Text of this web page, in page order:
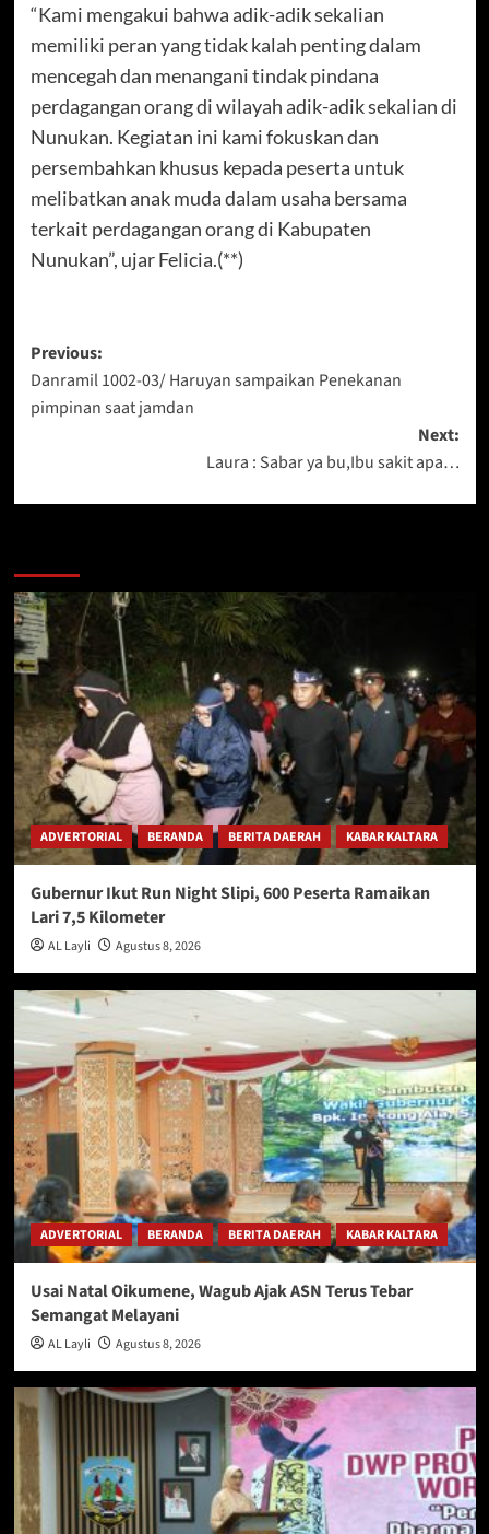
“Kami mengakui bahwa adik-adik sekalian
memiliki peran yang tidak kalah penting dalam
mencegah dan menangani tindak pindana
perdagangan orang di wilayah adik-adik sekalian di
Nunukan. Kegiatan ini kami fokuskan dan
persembahkan khusus kepada peserta untuk
melibatkan anak muda dalam usaha bersama
terkait perdagangan orang di Kabupaten
Nunukan”, ujar Felicia.(**)
Post
navigation
Previous:
Danramil 1002-03/ Haruyan sampaikan Penekanan
pimpinan saat jamdan
Next:
Laura : Sabar ya bu,Ibu sakit apa…
ADVERTORIAL BERANDA BERITA DAERAH KABAR KALTARA
Gubernur Ikut Run Night Slipi, 600 Peserta Ramaikan
Lari 7,5 Kilometer
AL Layli Agustus 8, 2026
ADVERTORIAL BERANDA BERITA DAERAH KABAR KALTARA
Usai Natal Oikumene, Wagub Ajak ASN Terus Tebar
Semangat Melayani
AL Layli Agustus 8, 2026